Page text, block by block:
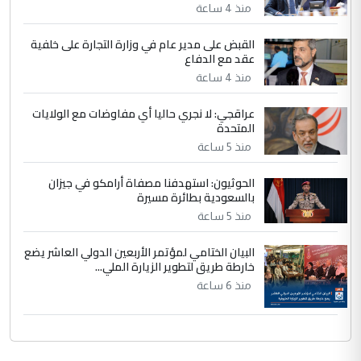
الحسنية لزرع ...
الموضوع :
مكتب السيد احمد الصافي : لا يوجود
لدينا اي حساب على الفيس بوك وتويتر
منذ 4 ساعة
القبض على مدير عام في وزارة التجارة على خلفية
عقد مع الدفاع
منذ 4 ساعة
عراقجي: لا نجري حاليا أي مفاوضات مع الولايات
المتحدة
منذ 5 ساعة
الحوثيون: استهدفنا مصفاة أرامكو في جيزان
بالسعودية بطائرة مسيرة
منذ 5 ساعة
البيان الختامي لمؤتمر الأربعين الدولي العاشر يضع
خارطة طريق لتطوير الزيارة الملي...
منذ 6 ساعة